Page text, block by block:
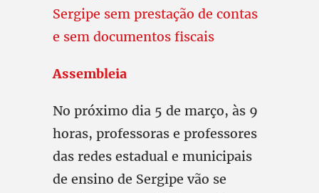
Sergipe sem prestação de contas
e sem documentos fiscais
Assembleia
No próximo dia 5 de março, às 9
horas, professoras e professores
das redes estadual e municipais
de ensino de Sergipe vão se